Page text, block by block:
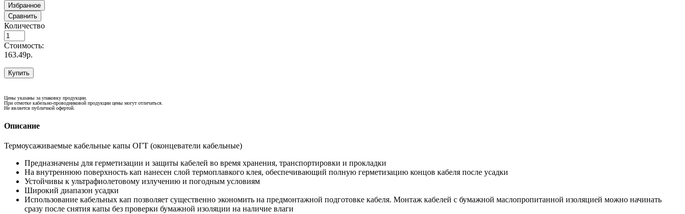
Избранное
Сравнить
Количество
Стоимость:
163.49р.
Купить
Цены указаны за упаковку продукции.
При отмотке кабельно-проводниковой продукции цены могут отличаться.
Не является публичной офертой.
Описание
Термоусаживаемые кабельные капы ОГТ (оконцеватели кабельные)
Предназначены для герметизации и защиты кабелей во время хранения, транспортировки и прокладки
На внутреннюю поверхность кап нанесен слой термоплавкого клея, обеспечивающий полную герметизацию концов кабеля после усадки
Устойчивы к ультрафиолетовому излучению и погодным условиям
Широкий диапазон усадки
Использование кабельных кап позволяет существенно экономить на предмонтажной подготовке кабеля. Монтаж кабелей с бумажной маслопропитанной изоляцией можно начинать
сразу после снятия капы без проверки бумажной изоляции на наличие влаги